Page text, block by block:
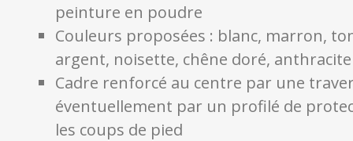
peinture en poudre
Couleurs proposées : blanc, marron,
argent, noisette, chêne doré, anthracite
Cadre renforcé au centre par une
éventuellement par un profilé de
les coups de pied